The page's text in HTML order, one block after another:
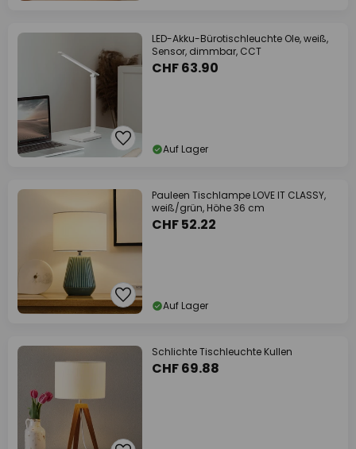
LED-Akku-Bürotischleuchte Ole, weiß,
Sensor, dimmbar, CCT
CHF 63.90
Auf Lager
Pauleen Tischlampe LOVE IT CLASSY,
weiß/grün, Höhe 36 cm
CHF 52.22
Auf Lager
Schlichte Tischleuchte Kullen
CHF 69.88